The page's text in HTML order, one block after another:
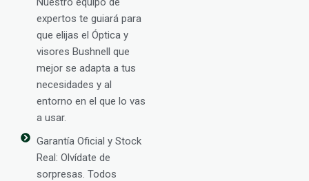
expertos te guiará para
que elijas el Óptica y
visores Bushnell que
mejor se adapta a tus
necesidades y al
entorno en el que lo vas
a usar.
Garantía Oficial y Stock
Real: Olvídate de
sorpresas. Todos